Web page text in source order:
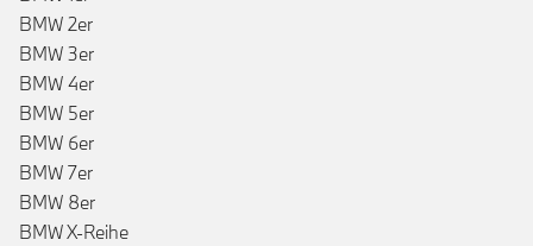
BMW 2er
BMW 3er
BMW 4er
BMW 5er()
BMW 6er
BMW 7er
BMW 8er
BMW X-Reihe